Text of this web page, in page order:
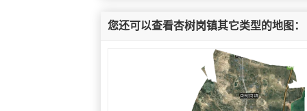
您还可以查看杏树岗镇其它类型的地图：